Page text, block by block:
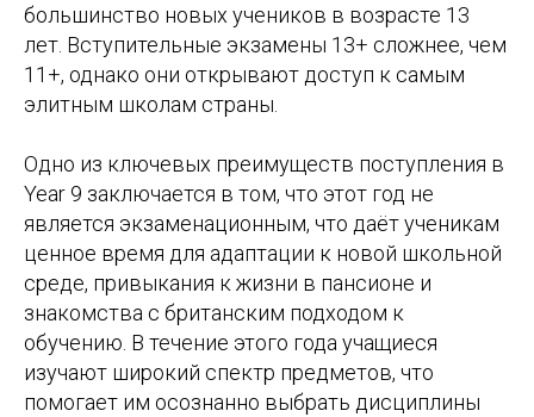
большинство новых учеников в возрасте 13
лет. Вступительные экзамены 13+ сложнее, чем
11+, однако они открывают доступ к самым
элитным школам страны.
Одно из ключевых преимуществ поступления в
Year 9 заключается в том, что этот год не
является экзаменационным, что даёт ученикам
ценное время для адаптации к новой школьной
среде, привыкания к жизни в пансионе и
знакомства с британским подходом к
обучению. В течение этого года учащиеся
изучают широкий спектр предметов, что
помогает им осознанно выбрать дисциплины